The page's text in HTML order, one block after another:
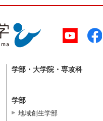
学部・大学院・専攻科
学部
地域創生学部